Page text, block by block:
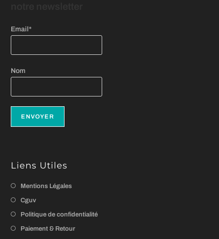
Email*
Nom
Liens Utiles
Mentions Légales
Cguv
Politique de confidentialité
Paiement & Retour